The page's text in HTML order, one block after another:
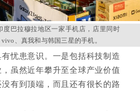
度巴拉穆拉地区一家手机店，店里同时
、真我和与韩国三星的手机。
忧患意识。一是包括科技制造
虽然近年攀升至全球产业价值
有到顶端，而且还有很长的路